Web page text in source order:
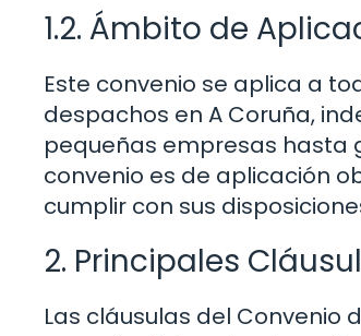
1.2. Ámbito de
Este convenio se aplica a
despachos en A Coruña,
pequeñas empresas hasta
convenio es de aplicación
cumplir con sus
2. Principales
Las cláusulas del